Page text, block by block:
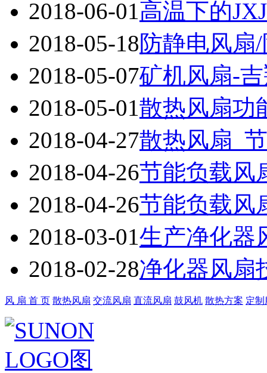
2018-06-01 高温下的
2018-05-18防静电风扇
2018-05-07矿机风扇-
2018-05-01散热风扇功
2018-04-27散热风扇_
2018-04-26节能负载风
2018-04-26节能负载风
2018-03-01生产净化器
2018-02-28净化器风扇
风 扇 首 页 散热风扇 交流风扇 直流风扇 鼓风机 散热方案 定制